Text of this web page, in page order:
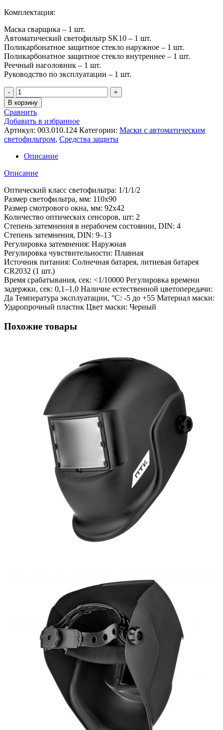
Комплектация:
Маска сварщика – 1 шт.
Автоматический светофильтр SK10 – 1 шт.
Поликарбонатное защитное стекло наружное – 1 шт.
Поликарбонатное защитное стекло внутреннее – 1 шт.
Реечный наголовник – 1 шт.
Руководство по эксплуатации – 1 шт.
Количество
Маска
сварщика
хамелеон
ТИП
II,
SK
10
TC,
чёрная
В корзину
Сравнить
Добавить в избранное
Артикул: 003.010.124 Категории: Маски с автоматическим
светофильтром, Средства защиты
Описание
Описание
Оптический класс светофильтра: 1/1/1/2
Размер светофильтра, мм: 110х90
Размер смотрового окна, мм: 92х42
Количество оптических сенсоров, шт: 2
Степень затемнения в нерабочем состоянии, DIN: 4
Степень затемнения, DIN: 9–13
Регулировка затемнения: Наружная
Регулировка чувствительности: Плавная
Источник питания: Солнечная батарея, литиевая батарея
CR2032 (1 шт.)
Время срабатывания, сек: <1/10000 Регулировка времени
задержки, сек: 0,1–1,0 Наличие естественной цветопередачи:
Да Температура эксплуатации, °С: -5 до +55 Материал маски:
Ударопрочный пластик Цвет маски: Черный
Похожие товары